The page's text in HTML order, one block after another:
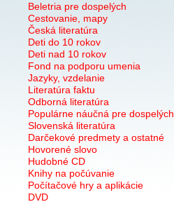
Beletria pre dospelých
Cestovanie, mapy
Česká literatúra
Deti do 10 rokov
Deti nad 10 rokov
Fond na podporu umenia
Jazyky, vzdelanie
Literatúra faktu
Odborná literatúra
Populárne náučná pre dospelých
Slovenská literatúra
Darčekové predmety a ostatné
Hovorené slovo
Hudobné CD
Knihy na počúvanie
Počítačové hry a aplikácie
DVD